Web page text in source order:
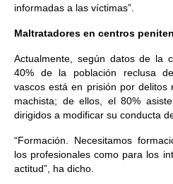
informadas a las víctimas”.
Maltratadores en centros
Actualmente, según datos de la
40% de la población reclusa
vascos está en prisión por delitos
machista; de ellos, el 80%
dirigidos a modificar su conducta
“Formación. Necesitamos
los profesionales como para los
actitud”, ha dicho.